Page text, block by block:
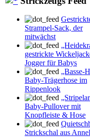
Strampel-Sack, der
mitwächst
gestrickte
Jogger für Babys
„Basse-
Baby-Trägerhose im
Rippenlook
Baby-Pullover mit
Knopfleiste & Hose
Strickschal aus